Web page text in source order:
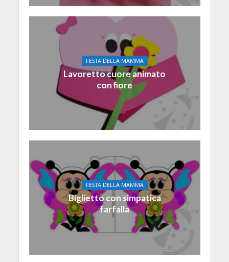
FESTA DELLA MAMMA
Lavoretto cuore animato
con fiore
FESTA DELLA MAMMA
Biglietto con simpatica
farfalla